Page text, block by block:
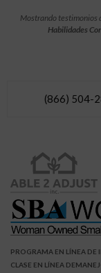
Mostrando testimonios
Habilidades
(866) 504-
PROGRAMA EN LÍNEA DE
CLASE EN LÍNEA